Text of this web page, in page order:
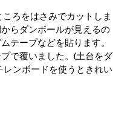
ろをはさみでカットしま
らダンボールが見えるの
テープなどを貼ります。
で覆いました。(土台をダ
ンボードを使うときれい